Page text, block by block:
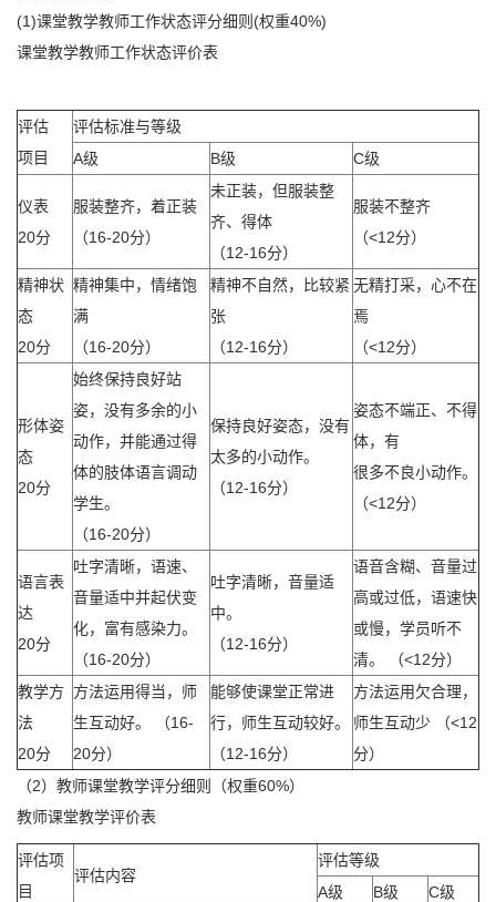
(1)课堂教学教师工作状态评分细则(权重40%)
课堂教学教师工作状态评价表
评估
项目
评估标准与等级
A级
B级 C级
仪表
20分
服装整齐，着正装
（16-20分）
未正装，但服装整
齐、得体
（12-16分）
服装不整齐
（<12分）
精神状
态
20分
精神集中，情绪饱
满
（16-20分）
精神不自然，比较紧
张
（12-16分）
无精打采，心不在
焉
（<12分）
形体姿
态
20分
始终保持良好站
姿，没有多余的小
动作，并能通过得
体的肢体语言调动
学生。
（16-20分）
保持良好姿态，没有
太多的小动作。
（12-16分）
姿态不端正、不得
体，有
很多不良小动作。
（<12分）
语言表
达
20分
吐字清晰，语速、
音量适中并起伏变
化，富有感染力。
（16-20分）
吐字清晰，音量适
中。
（12-16分）
语音含糊、音量过
高或过低，语速快
或慢，学员听不
清。 （<12分）
教学方
法
20分
方法运用得当，师
生互动好。 （16-
20分）
能够使课堂正常进
行，师生互动较好。
（12-16分）
方法运用欠合理，
师生互动少 （<12
分）
（2）教师课堂教学评分细则（权重60%）
教师课堂教学评价表
评估项
目
评估内容
评估等级
A级
B级 C级